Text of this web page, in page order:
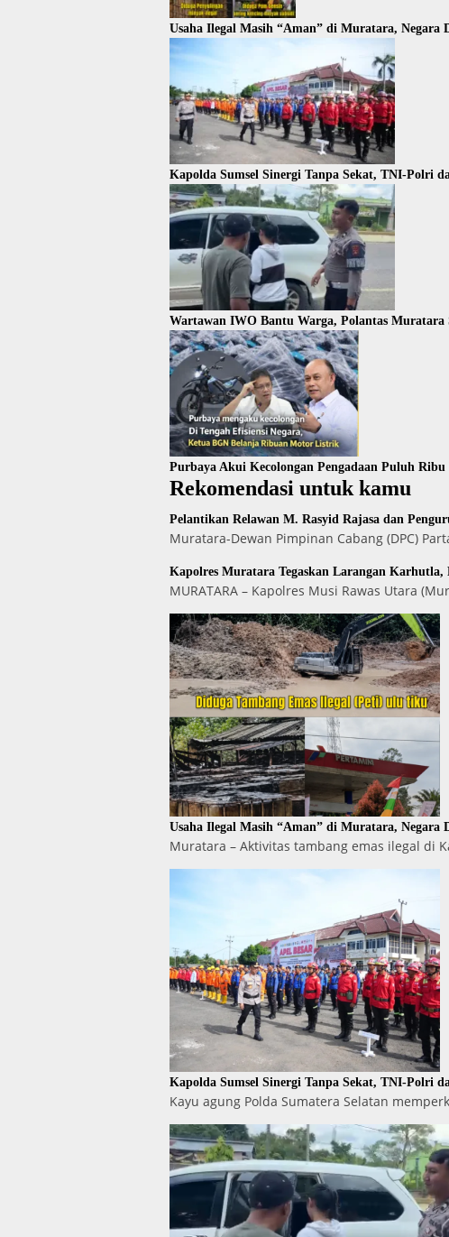
Usaha Ilegal Masih “Aman” di Muratara, Negara
Kapolda Sumsel Sinergi Tanpa Sekat, TNI-Polri
Wartawan IWO Bantu Warga, Polantas Muratara
Purbaya Akui Kecolongan Pengadaan Puluh
Rekomendasi untuk kamu
Pelantikan Relawan M. Rasyid Rajasa dan
Muratara-Dewan Pimpinan Cabang (DPC)
Kapolres Muratara Tegaskan Larangan Karhutla,
MURATARA – Kapolres Musi Rawas Utara
Usaha Ilegal Masih “Aman” di Muratara, Negara
Muratara – Aktivitas tambang emas ilegal di
Kapolda Sumsel Sinergi Tanpa Sekat, TNI-Polri
Kayu agung Polda Sumatera Selatan